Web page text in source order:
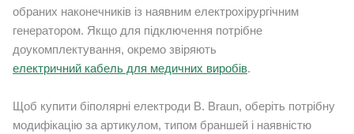
обраних наконечників із наявним електрохірургічним
генератором. Якщо для підключення потрібне
доукомплектування, окремо звіряють
електричний кабель для медичних виробів.
Щоб купити біполярні електроди B. Braun, оберіть потрібну
модифікацію за артикулом, типом браншей і наявністю